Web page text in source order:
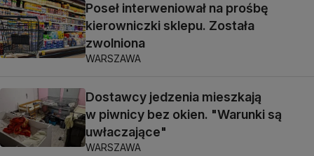
Poseł interweniował na prośbę
kierowniczki sklepu. Została
zwolniona
WARSZAWA
Dostawcy jedzenia mieszkają
w piwnicy bez okien. "Warunki są
uwłaczające"
WARSZAWA